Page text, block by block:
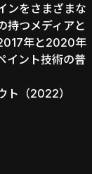
ンをさまざまな
持つメディアと
年と2020年
イント技術の普
ト（2022）